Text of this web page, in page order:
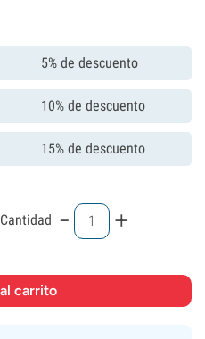
5% de descuento
10% de descuento
15% de descuento
Cantidad - +